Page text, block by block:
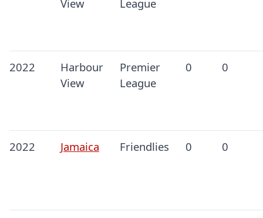
View League
2022
Harbour
View
Premier
League
0 0
2022 Jamaica Friendlies 0 0